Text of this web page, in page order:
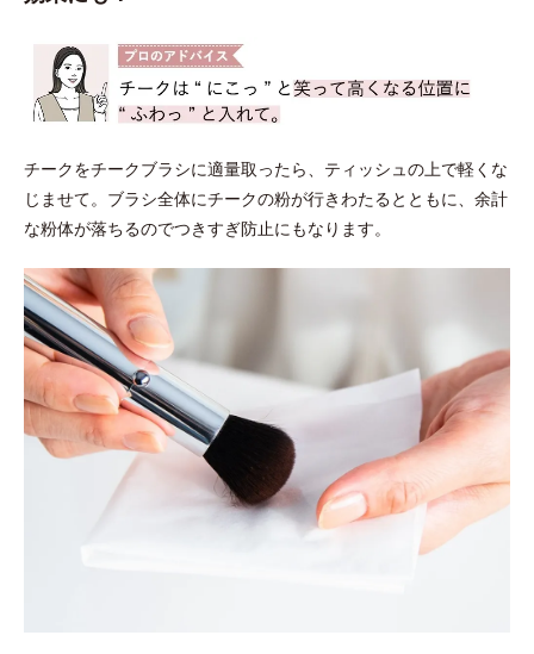
チークをチークブラシに適量取ったら、ティッシュの上で軽くな
じませて。ブラシ全体にチークの粉が行きわたるとともに、余計
な粉体が落ちるのでつきすぎ防止にもなります。